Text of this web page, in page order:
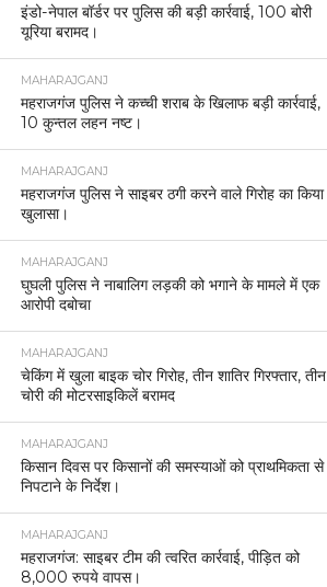
इंडो-नेपाल बॉर्डर पर पुलिस की बड़ी कार्रवाई, 100 बोरी
यूरिया बरामद।
MAHARAJGANJ
महराजगंज पुलिस ने कच्ची शराब के खिलाफ बड़ी कार्रवाई,
10 कुन्तल लहन नष्ट।
MAHARAJGANJ
महराजगंज पुलिस ने साइबर ठगी करने वाले गिरोह का किया
खुलासा।
MAHARAJGANJ
घुघली पुलिस ने नाबालिग लड़की को भगाने के मामले में एक
आरोपी दबोचा
MAHARAJGANJ
चेकिंग में खुला बाइक चोर गिरोह, तीन शातिर गिरफ्तार, तीन
चोरी की मोटरसाइकिलें बरामद
MAHARAJGANJ
किसान दिवस पर किसानों की समस्याओं को प्राथमिकता से
निपटाने के निर्देश।
MAHARAJGANJ
महराजगंज: साइबर टीम की त्वरित कार्रवाई, पीड़ित को
8,000 रुपये वापस।